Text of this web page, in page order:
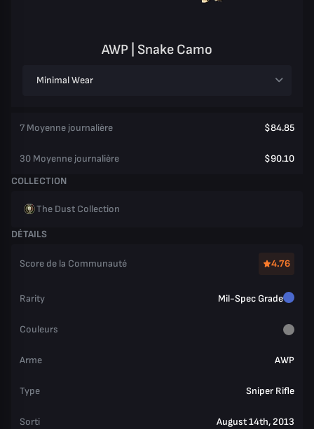
AWP | Snake Camo
Minimal Wear
7 Moyenne journalière $84.85
30 Moyenne journalière
$90.10
COLLECTION
The Dust Collection
DÉTAILS
Score de la Communauté 4.76
Rarity Mil-Spec Grade
Couleurs
Arme AWP
Type Sniper Rifle
Sorti August 14th, 2013